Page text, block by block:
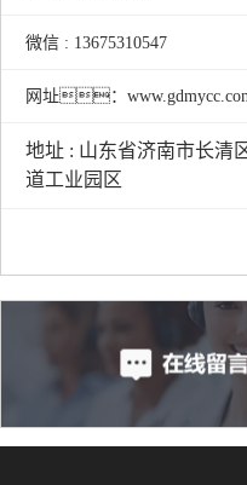
微信 : 13675310547
网址：
地址 : 山东省济南市长清
道工业园区